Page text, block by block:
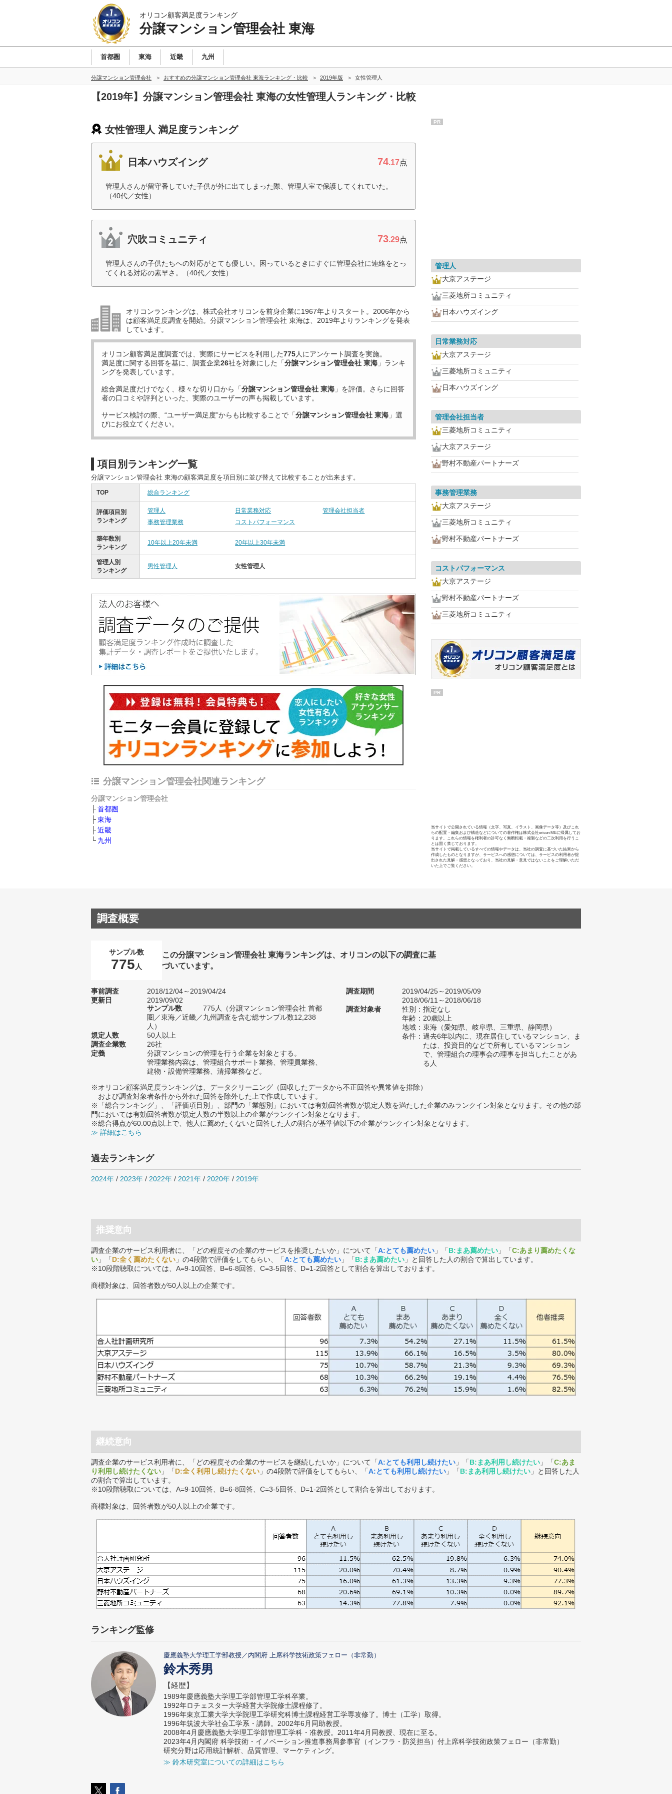
オリコン顧客満足度ランキング
分譲マンション管理会社 東海
首都圏 東海 近畿 九州
分譲マンション管理会社 おすすめの分譲マンション管理会社 東海ランキング・比較 2019年版 女性管理人
【2019年】分譲マンション管理会社 東海の女性管理人ランキング・比較
女性管理人 満足度ランキング
日本ハウズイング 74.17点
管理人さんが留守番していた子供が外に出てしまった際、管理人室で保護してくれていた。
（40代／女性）
穴吹コミュニティ 73.29点
管理人さんの子供たちへの対応がとても優しい。困っているときにすぐに管理会社に連絡をとっ
てくれる対応の素早さ。（40代／女性）
オリコンランキングは、株式会社オリコンを前身企業に1967年よりスタート。2006年から
は顧客満足度調査を開始。分譲マンション管理会社 東海は、2019年よりランキングを発表
しています。
オリコン顧客満足度調査では、実際にサービスを利用した775人にアンケート調査を実施。
満足度に関する回答を基に、調査企業26社を対象にした「分譲マンション管理会社 東海 」ランキ
ングを発表しています。
総合満足度だけでなく、様々な切り口から「分譲マンション管理会社 東海 」を評価。さらに回答
者の口コミや評判といった、実際のユーザーの声も掲載しています。
サービス検討の際、“ユーザー満足度”からも比較することで「分譲マンション管理会社 東海 」選
びにお役立てください。
項目別ランキング一覧
分譲マンション管理会社 東海の顧客満足度を項目別に並び替えて比較することが出来ます。
TOP 総合ランキング
評価項目別
ランキング
管理人 日常業務対応
管理会社担当者
事務管理業務
コストパフォーマンス
築年数別
ランキング
10年以上20年未満 20年以上30年未満
管理人別
ランキング
男性管理人 女性管理人
分譲マンション管理会社関連ランキング
分譲マンション管理会社
首都圏
東海
近畿
九州
PR
管理人
大京アステージ
三菱地所コミュニティ
日本ハウズイング
日常業務対応
大京アステージ
三菱地所コミュニティ
日本ハウズイング
管理会社担当者
三菱地所コミュニティ
大京アステージ
野村不動産パートナーズ
事務管理業務
大京アステージ
三菱地所コミュニティ
野村不動産パートナーズ
コストパフォーマンス
大京アステージ
野村不動産パートナーズ
三菱地所コミュニティ
PR
当サイトで公開されている情報（文字、写真、イラスト、画像データ等）及びこれ
らの配置・編集および構造などについての著作権は株式会社oricon MEに帰属してお
ります。これらの情報を権利者の許可なく無断転載・複製などの二次利用を行うこ
とは固く禁じております。
当サイトで掲載しているすべての情報やデータは、当社の調査に基づいた結果から
作成したものとなりますが、サービスへの感想については、サービスの利用者が提
出された見解・感想となっており、当社の見解・意見ではないことをご理解いただ
いた上でご覧ください。
調査概要
サンプル数
775 人
この分譲マンション管理会社 東海ランキングは、オリコンの以下の調査に基
づいています。
事前調査
2018/12/04～2019/04/24
更新日
2019/09/02
サンプル数
775人（分譲マンション管理会社 首都
圏／東海／近畿／九州調査を含む総サンプル数12,238
人）
規定人数
50人以上
調査企業数
26社
定義
分譲マンションの管理を行う企業を対象とする。
管理業務内容は、管理組合サポート業務、管理員業務、
建物・設備管理業務、清掃業務など。
調査期間
2019/04/25～2019/05/09
2018/06/11～2018/06/18
調査対象者
性別：指定なし
年齢：20歳以上
地域：東海（愛知県、岐阜県、三重県、静岡県）
条件：過去6年以内に、現在居住しているマンション、ま
たは、投資目的などで所有しているマンション
で、管理組合の理事会の理事を担当したことがあ
る人
※オリコン顧客満足度ランキングは、データクリーニング（回収したデータから不正回答や異常値を排除）
および調査対象者条件から外れた回答を除外した上で作成しています。
※「総合ランキング」、「評価項目別」、部門の「業態別」においては有効回答者数が規定人数を満たした企業のみランクイン対象となります。その他の部
門においては有効回答者数が規定人数の半数以上の企業がランクイン対象となります。
※総合得点が60.00点以上で、他人に薦めたくないと回答した人の割合が基準値以下の企業がランクイン対象となります。
≫ 詳細はこちら
過去ランキング
2024年 / 2023年 / 2022年 / 2021年 / 2020年 / 2019年
推奨意向
調査企業のサービス利用者に、「どの程度その企業のサービスを推奨したいか」について「A:とても薦めたい 」「B:まあ薦めたい 」「C:あまり薦めたくな
い 」「D:全く薦めたくない 」の4段階で評価をしてもらい、「A:とても薦めたい 」「B:まあ薦めたい 」と回答した人の割合で算出しています。
※10段階聴取については、A=9-10回答、B=6-8回答、C=3-5回答、D=1-2回答として割合を算出しております。
商標対象は、回答者数が50人以上の企業です。
継続意向
調査企業のサービス利用者に、「どの程度その企業のサービスを継続したいか」について「A:とても利用し続けたい 」「B:まあ利用し続けたい 」「C:あま
り利用し続けたくない 」「D:全く利用し続けたくない 」の4段階で評価をしてもらい、「A:とても利用し続けたい 」「B:まあ利用し続けたい 」と回答した人
の割合で算出しています。
※10段階聴取については、A=9-10回答、B=6-8回答、C=3-5回答、D=1-2回答として割合を算出しております。
商標対象は、回答者数が50人以上の企業です。
ランキング監修
慶應義塾大学理工学部教授／内閣府 上席科学技術政策フェロー（非常勤）
鈴木秀男
【経歴】
1989年慶應義塾大学理工学部管理工学科卒業。
1992年ロチェスター大学経営大学院修士課程修了。
1996年東京工業大学大学院理工学研究科博士課程経営工学専攻修了。博士（工学）取得。
1996年筑波大学社会工学系・講師。2002年6月同助教授。
2008年4月慶應義塾大学理工学部管理工学科・准教授。2011年4月同教授、現在に至る。
2023年4月内閣府 科学技術・イノベーション推進事務局参事官（インフラ・防災担当）付上席科学技術政策フェロー（非常勤）
研究分野は応用統計解析、品質管理、マーケティング。
≫ 鈴木研究室についての詳細はこちら